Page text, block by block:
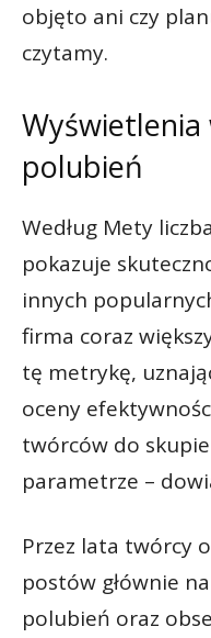
objęto ani czy
czytamy.
Wyświetlenia
polubień
Według Mety
pokazuje
innych
firma coraz
tę metrykę,
oceny
twórców do
parametrze –
Przez lata twórcy
postów głównie
polubień oraz